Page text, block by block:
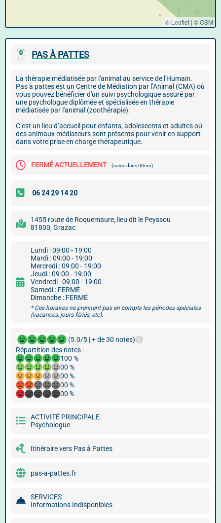
© Leaflet | ©OSM
PAS À PATTES
La thérapie médiatisée par l'animal au service de l'Humain.
Pas à pattes est un Centre de Médiation par l’Animal (CMA) où
vous pouvez bénéficier d'un suivi psychologique assuré par
une psychologue diplômée et spécialisée en thérapie
médiatisée par l'animal (zoothérapie).
C’est un lieu d’accueil pour enfants, adolescents et adultes où
des animaux médiateurs sont présents pour venir en support
dans votre prise en charge thérapeutique.
FERMÉ ACTUELLEMENT (ouvre dans 00mn)
1455 route de Roquemaure, lieu dit le Peyssou
81800, Grazac
Lundi : 09:00 - 19:00
Mardi : 09:00 - 19:00
Mercredi : 09:00 - 19:00
Jeudi : 09:00 - 19:00
Vendredi : 09:00 - 19:00
Samedi : FERMÉ
Dimanche : FERMÉ
* Ces horaires ne prennent pas en compte les périodes spéciales
(vacances, jours fériés, etc).
(5.0/5 | + de 30 notes)
Répartition des notes :
100 %
00 %
00 %
00 %
00 %
ACTIVITÉ PRINCIPALE
Psychologue
Itinéraire vers Pas à Pattes
pas-a-pattes.fr
SERVICES
Informations Indisponibles